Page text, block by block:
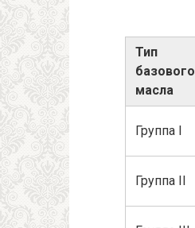
Тип
базового
масла
Группа I
Группа II